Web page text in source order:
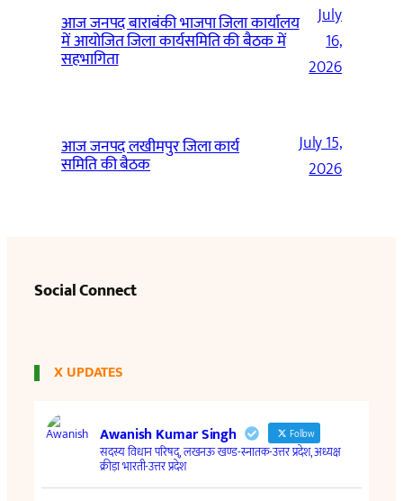
आज जनपद बाराबंकी भाजपा जिला कार्यालय
में आयोजित जिला कार्यसमिति की बैठक में
सहभागिता
July
16,
2026
आज जनपद लखीमपुर जिला कार्य
समिति की बैठक
July 15,
2026
Social Connect
X UPDATES